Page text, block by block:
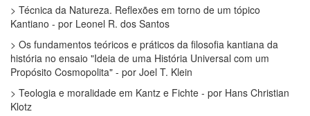
> Técnica da Natureza. Reflexões em torno de um tópico
Kantiano - por Leonel R. dos Santos
> Os fundamentos teóricos e práticos da filosofia kantiana da
história no ensaio "Ideia de uma História Universal com um
Propósito Cosmopolita" - por Joel T. Klein
> Teologia e moralidade em Kantz e Fichte - por Hans Christian
Klotz